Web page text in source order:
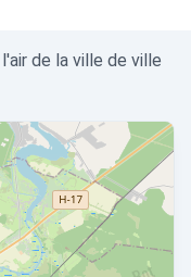
de la ville de ville